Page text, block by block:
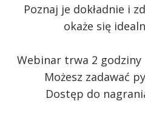
Poznaj je dokładnie i
okaże się
Webinar trwa 2 godziny
Możesz zadawać
Dostęp do